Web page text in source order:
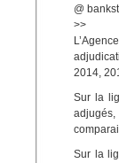
@
>>
2014,
Sur la
Sur la